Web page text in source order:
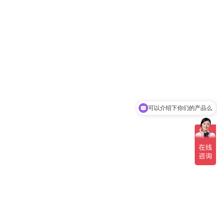
可以介绍下你们的产品么
你们是怎么收费的呢